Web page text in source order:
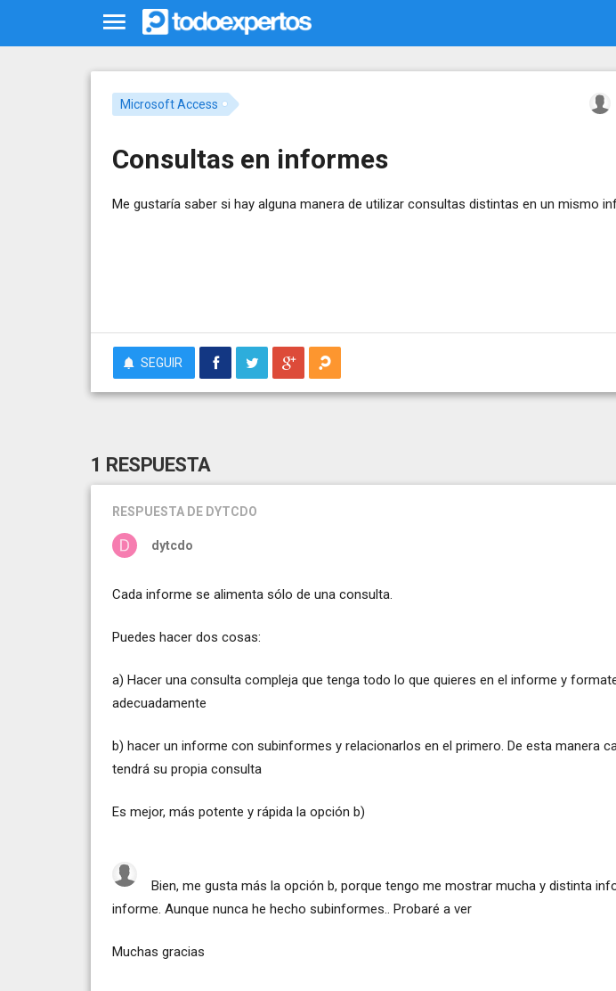
Microsoft Access
Consultas en informes
Me gustaría saber si hay alguna manera de utilizar consultas distintas en un mismo
SEGUIR
1 RESPUESTA
RESPUESTA DE DYTCDO
dytcdo
Cada informe se alimenta sólo de una consulta.
Puedes hacer dos cosas:
a) Hacer una consulta compleja que tenga todo lo que quieres en el informe y
adecuadamente
b) hacer un informe con subinformes y relacionarlos en el primero. De esta manera
tendrá su propia consulta
Es mejor, más potente y rápida la opción b)
Bien, me gusta más la opción b, porque tengo me mostrar mucha y distinta
informe. Aunque nunca he hecho subinformes.. Probaré a ver
Muchas gracias